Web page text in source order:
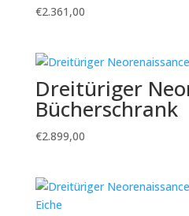
€2.361,00
Dreitüriger
Bücherschrank
€2.899,00